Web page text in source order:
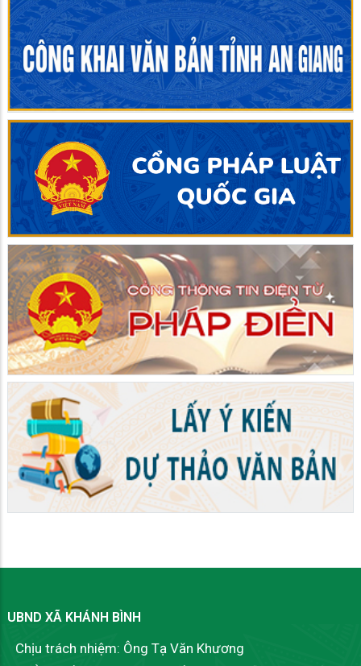
UBND XÃ KHÁNH BÌNH
Chịu trách nhiệm: Ông Tạ Văn Khương